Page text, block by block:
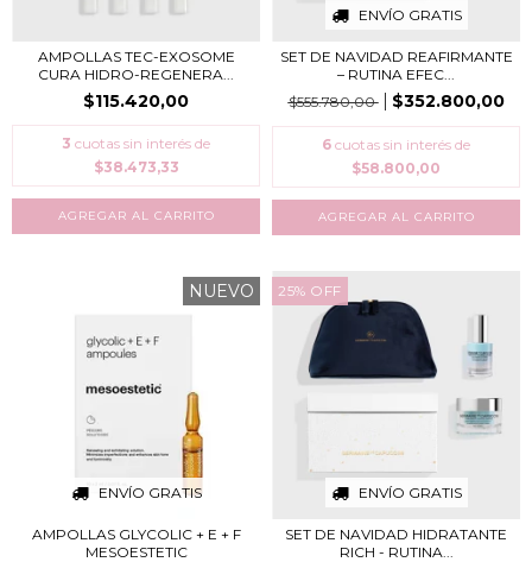
AMPOLLAS TEC-EXOSOME
CURA HIDRO-REGENERA...
$115.420,00
3 cuotas sin interés de
$38.473,33
ENVÍO GRATIS
SET DE NAVIDAD REAFIRMANTE
– RUTINA EFEC...
$555.780,00
$352.800,00
6 cuotas sin interés de
$58.800,00
ENVÍO GRATIS
NUEVO
AMPOLLAS GLYCOLIC + E + F
MESOESTETIC
25% OFF
ENVÍO GRATIS
SET DE NAVIDAD HIDRATANTE
RICH - RUTINA...